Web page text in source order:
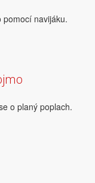
pomocí navijáku.
o planý poplach.